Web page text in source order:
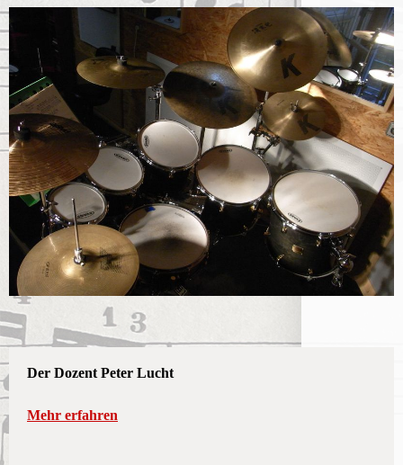
Der Dozent Peter Lucht
Mehr erfahren